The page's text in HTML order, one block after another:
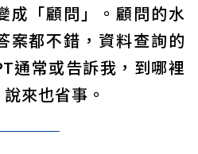
成「顧問」。顧問的水
案都不錯，資料查詢的
通常或告訴我，到哪裡
來也省事。